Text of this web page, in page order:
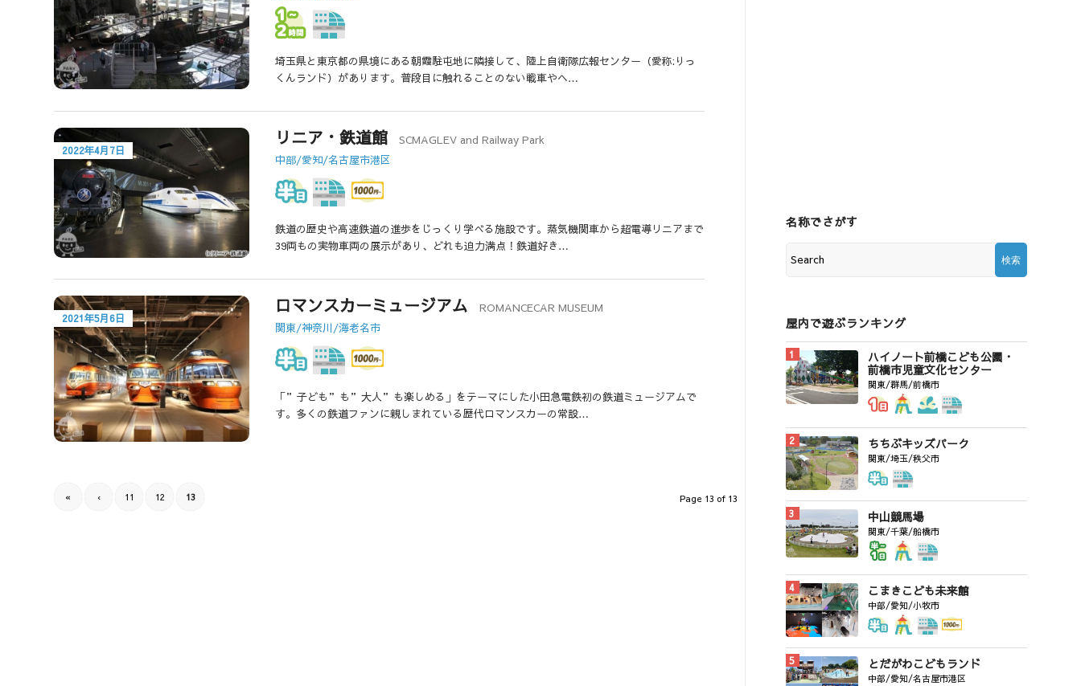
埼玉県と東京都の県境にある朝霞駐屯地に隣接して、陸上自衛隊広報センター（愛称:りっ
くんランド）があります。普段目に触れることのない戦車やヘ…
2022年4月7日
リニア・鉄道館
SCMAGLEV and Railway Park
中部/愛知/名古屋市港区
鉄道の歴史や高速鉄道の進歩をじっくり学べる施設です。蒸気機関車から超電導リニアまで
39両もの実物車両の展示があり、どれも迫力満点！鉄道好き…
2021年5月6日
ロマンスカーミュージアム
ROMANCECAR MUSEUM
関東/神奈川/海老名市
「”子ども”も”大人”も楽しめる」をテーマにした小田急電鉄初の鉄道ミュージアムで
す。多くの鉄道ファンに親しまれている歴代ロマンスカーの常設…
Page 13 of 13
« ‹ 11 12 13
名称でさがす
屋内で遊ぶランキング
ハイノート前橋こども公園・
前橋市児童文化センター
関東/群馬/前橋市
ちちぶキッズパーク
関東/埼玉/秩父市
中山競馬場
関東/千葉/船橋市
こまきこども未来館
中部/愛知/小牧市
とだがわこどもランド
中部/愛知/名古屋市港区